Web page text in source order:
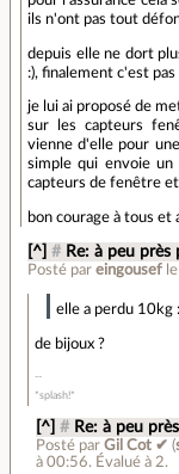
ils n'ont pas tout
depuis elle ne dort
:), finalement c'est pas
je lui ai proposé de
sur les capteurs
vienne d'elle pour
simple qui envoie
capteurs de fenêtre
bon courage à tous et
[^] # Re: à peu près
Posté pareingousef
elle a perdu 10kg
de bijoux ?
*splash!*
[^] # Re: à peu
Posté par Gil Cot ✔ (
à 00:56.Évalué à 2.